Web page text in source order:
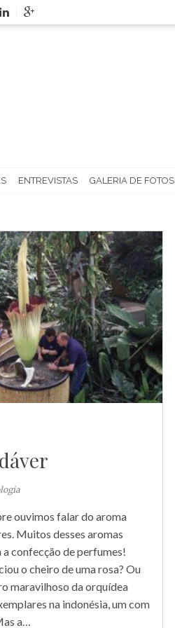
ENTREVISTAS GALERIA DE FOTOS
ouvimos falar do aroma
Muitos desses aromas
confecção de perfumes!
o cheiro de uma rosa? Ou
maravilhoso da orquídea
na indonésia, um com
a…